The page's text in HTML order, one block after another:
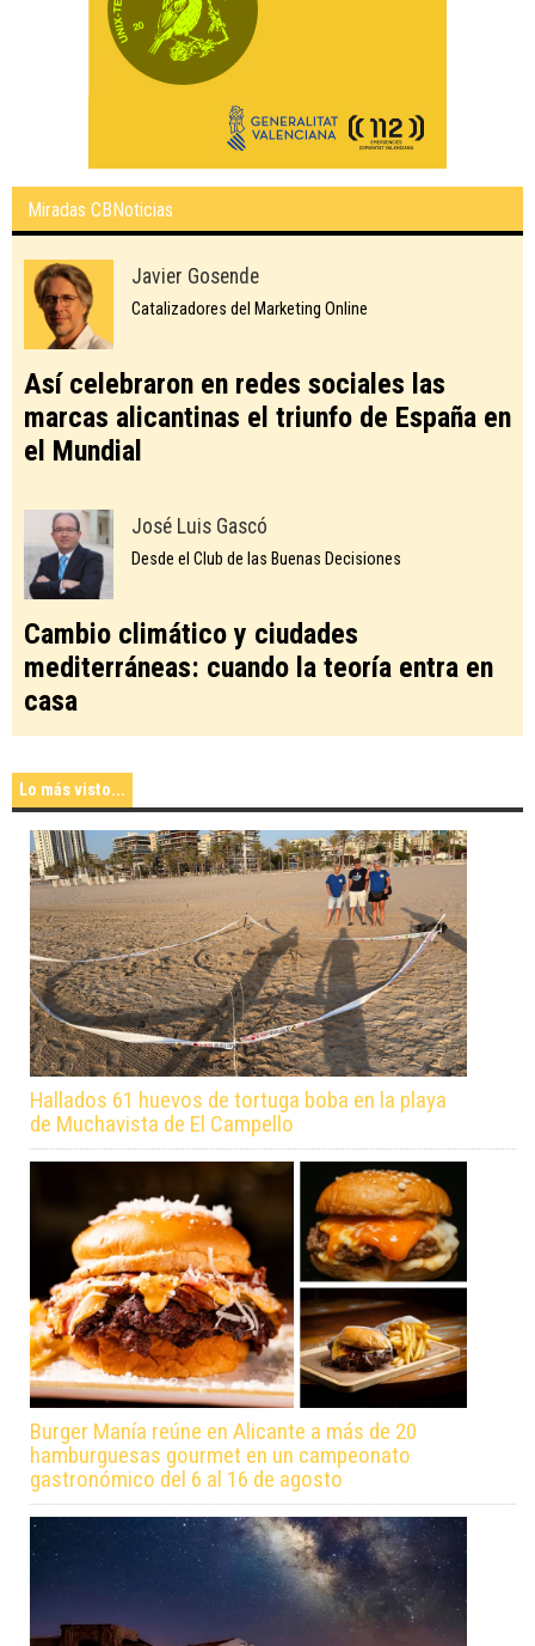
Miradas CBNoticias
Javier Gosende
Catalizadores del Marketing Online
Así celebraron en redes sociales las
marcas alicantinas el triunfo de España en
el Mundial
José Luis Gascó
Desde el Club de las Buenas Decisiones
Cambio climático y ciudades
mediterráneas: cuando la teoría entra en
casa
Lo más visto...
Hallados 61 huevos de tortuga boba en la playa
de Muchavista de El Campello
Burger Manía reúne en Alicante a más de 20
hamburguesas gourmet en un campeonato
gastronómico del 6 al 16 de agosto